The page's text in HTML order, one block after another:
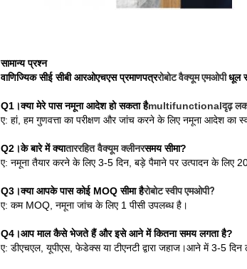
सामान्य प्रश्न
वाणिज्यिक सीई सीबी आरओएचएस प्रमाणपत्ररोबोट वैक्यूम एमओपीधूल
Q1।क्या मेरे पास नमूना आदेश हो सकता हैmultifunctionalदृढ़
ए: हां, हम गुणवत्ता का परीक्षण और जांच करने के लिए नमूना आदेश का
Q2।के बारे में क्याताररहित वैक्यूम क्लीनरसमय सीमा?
ए: नमूना तैयार करने के लिए 3-5 दिन, बड़े पैमाने पर उत्पादन के लिए 20
Q3।क्या आपके पास कोई MOQ सीमा हैरोबोट स्वीप एमओपी?
ए: कम MOQ, नमूना जांच के लिए 1 पीसी उपलब्ध है।
Q4।आप माल कैसे भेजते हैं और इसे आने में कितना समय लगता है?
ए: डीएचएल, यूपीएस, फेडेक्स या टीएनटी द्वारा जहाज।आने में 3-5